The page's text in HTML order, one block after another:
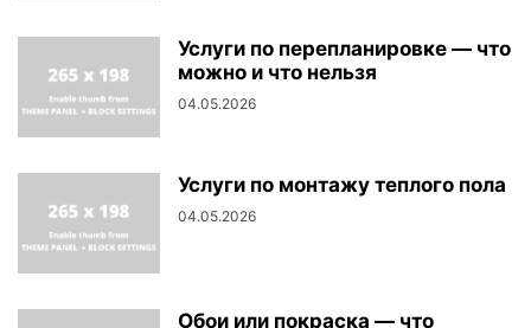
Услуги по перепланировке — что
можно и что нельзя
04.05.2026
Услуги по монтажу теплого пола
04.05.2026
Обои или покраска — что